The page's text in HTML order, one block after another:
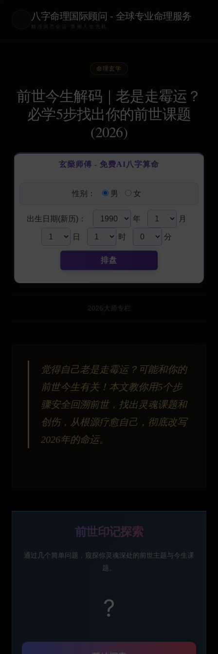
八字命理国际顾问 - 全球专业命理服务
精准洞悉命运 掌握人生先机
命理玄学
前世今生解码｜老是走霉运？
必学5步找出你的前世课题
(2026)
玄燊师傅 - 免费AI八字算命
性别： 男 女
出生日期(新历)： 年 月
日 时 分
排盘
2026 大师专栏
觉得自己老是走霉运？可能和你的
前世今生有关！本文教你用5个步
骤安全回溯前世，找出灵魂课题和
创伤，从根源疗愈自己，彻底改写
2026年的命运。
前世印记探索
通过几个简单问题，窥探你灵魂深处的前世主题与今生课
题。
?